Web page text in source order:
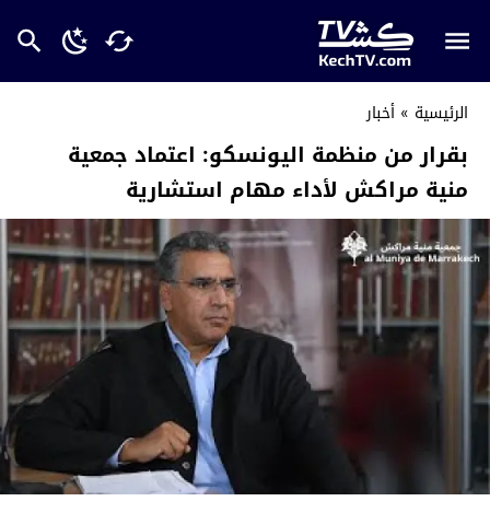
الرئيسية » أخبار
بقرار من منظمة اليونسكو: اعتماد جمعية
منية مراكش لأداء مهام استشارية